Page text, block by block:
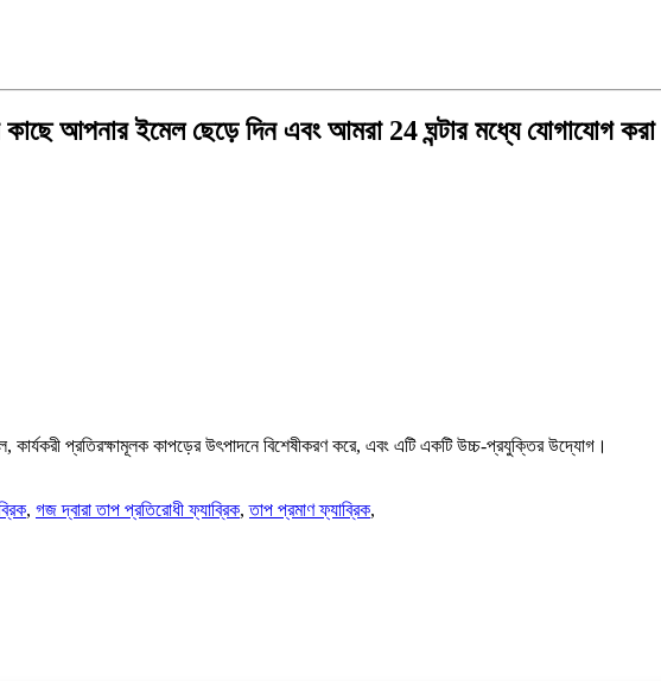
আপনার ইমেল ছেড়ে দিন এবং আমরা 24 ঘন্টার মধ্যে যোগাযোগ করা
প্রতিরক্ষামূলক কাপড়ের উৎপাদনে বিশেষীকরণ করে, এবং এটি একটি উচ্চ-প্রযুক্তির উদ্যোগ।
, গজ দ্বারা তাপ প্রতিরোধী ফ্যাব্রিক,তাপ প্রমাণ ফ্যাব্রিক,